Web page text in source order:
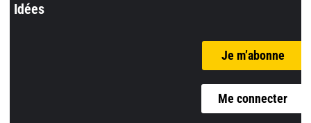
Idées
Je m’abonne
Me connecter